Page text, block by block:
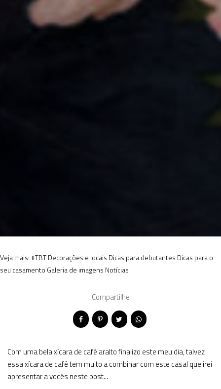
Veja mais:#TBTDecorações e locais Dicas para debutantes Dicas para o
seu casamento Galeria de imagens Notícias
Compartilhe
Com uma bela xícara de café aralto finalizo este meu dia, talvez
essa xícara de café tem muito a combinar com este casal que irei
apresentar a vocês neste post...